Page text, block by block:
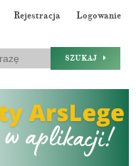
Rejestracja Logowanie
SZUKAJ